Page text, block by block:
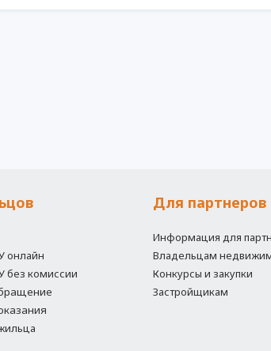
онлайн
без комиссии
Для партнеров
Информация для
Владельцам
Конкурсы и закупки
Застройщикам